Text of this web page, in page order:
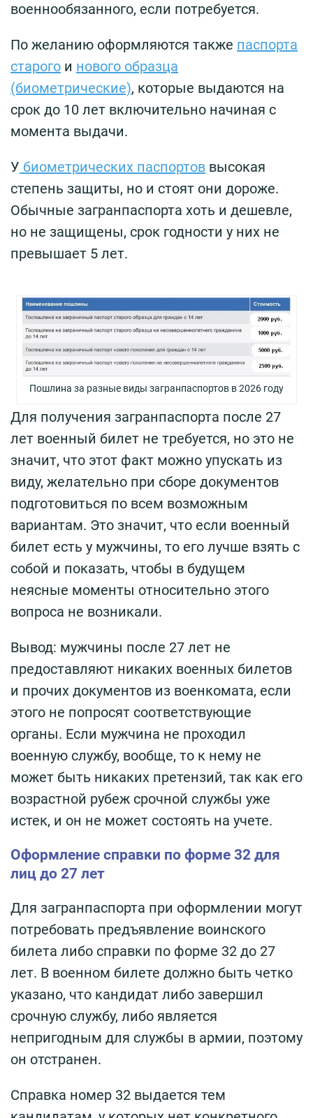
военнообязанного, если потребуется.
По желанию оформляются также паспорта
старого и нового образца
(биометрические), которые выдаются на
срок до 10 лет включительно начиная с
момента выдачи.
У биометрических паспортов высокая
степень защиты, но и стоят они дороже.
Обычные загранпаспорта хоть и дешевле,
но не защищены, срок годности у них не
превышает 5 лет.
Пошлина за разные виды загранпаспортов в 2026 году
Для получения загранпаспорта после 27
лет военный билет не требуется, но это не
значит, что этот факт можно упускать из
виду, желательно при сборе документов
подготовиться по всем возможным
вариантам. Это значит, что если военный
билет есть у мужчины, то его лучше взять с
собой и показать, чтобы в будущем
неясные моменты относительно этого
вопроса не возникали.
Вывод: мужчины после 27 лет не
предоставляют никаких военных билетов
и прочих документов из военкомата, если
этого не попросят соответствующие
органы. Если мужчина не проходил
военную службу, вообще, то к нему не
может быть никаких претензий, так как его
возрастной рубеж срочной службы уже
истек, и он не может состоять на учете.
Оформление справки по форме 32 для
лиц до 27 лет
Для загранпаспорта при оформлении могут
потребовать предъявление воинского
билета либо справки по форме 32 до 27
лет. В военном билете должно быть четко
указано, что кандидат либо завершил
срочную службу, либо является
непригодным для службы в армии, поэтому
он отстранен.
Справка номер 32 выдается тем